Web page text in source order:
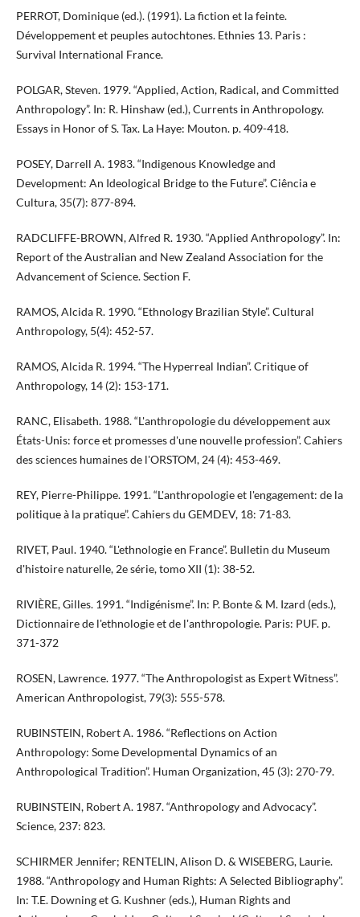
PERROT, Dominique (ed.). (1991). La fiction et la feinte.
Développement et peuples autochtones. Ethnies 13. Paris :
Survival International France.
POLGAR, Steven. 1979. “Applied, Action, Radical, and Committed
Anthropology”. In: R. Hinshaw (ed.), Currents in Anthropology.
Essays in Honor of S. Tax. La Haye: Mouton. p. 409-418.
POSEY, Darrell A. 1983. “Indigenous Knowledge and
Development: An Ideological Bridge to the Future”. Ciência e
Cultura, 35(7): 877-894.
RADCLIFFE-BROWN, Alfred R. 1930. “Applied Anthropology”. In:
Report of the Australian and New Zealand Association for the
Advancement of Science. Section F.
RAMOS, Alcida R. 1990. “Ethnology Brazilian Style”. Cultural
Anthropology, 5(4): 452-57.
RAMOS, Alcida R. 1994. “The Hyperreal Indian”. Critique of
Anthropology, 14 (2): 153-171.
RANC, Elisabeth. 1988. “L'anthropologie du développement aux
États-Unis: force et promesses d'une nouvelle profession”. Cahiers
des sciences humaines de l'ORSTOM, 24 (4): 453-469.
REY, Pierre-Philippe. 1991. “L'anthropologie et l'engagement: de la
politique à la pratique”. Cahiers du GEMDEV, 18: 71-83.
RIVET, Paul. 1940. “L'ethnologie en France”. Bulletin du Museum
d'histoire naturelle, 2e série, tomo XII (1): 38-52.
RIVIÈRE, Gilles. 1991. “Indigénisme”. In: P. Bonte & M. Izard (eds.),
Dictionnaire de l'ethnologie et de l'anthropologie. Paris: PUF. p.
371-372
ROSEN, Lawrence. 1977. “The Anthropologist as Expert Witness”.
American Anthropologist, 79(3): 555-578.
RUBINSTEIN, Robert A. 1986. “Reflections on Action
Anthropology: Some Developmental Dynamics of an
Anthropological Tradition”. Human Organization, 45 (3): 270-79.
RUBINSTEIN, Robert A. 1987. “Anthropology and Advocacy”.
Science, 237: 823.
SCHIRMER Jennifer; RENTELIN, Alison D. & WISEBERG, Laurie.
1988. “Anthropology and Human Rights: A Selected Bibliography”.
In: T.E. Downing et G. Kushner (eds.), Human Rights and